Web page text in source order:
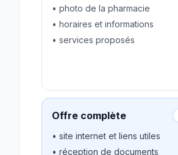
• photo de la pharmacie
• horaires et informations
• services proposés
Offre complète
• site internet et liens utiles
• réception de documents